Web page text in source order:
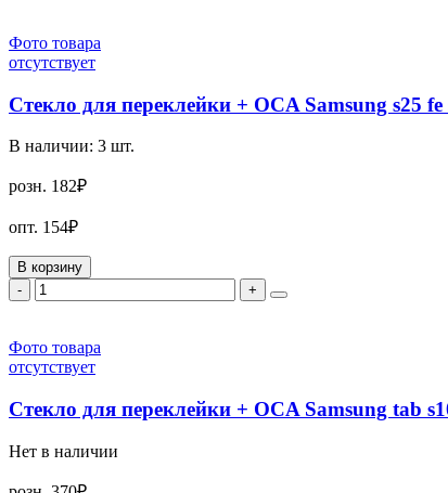
Фото товара
отсутствует
Стекло для переклейки + OCA Samsung s25
В наличии: 3 шт.
розн. 182₽
опт. 154₽
В корзину
-
+
Фото товара
отсутствует
Стекло для переклейки + OCA Samsung tab
Нет в наличии